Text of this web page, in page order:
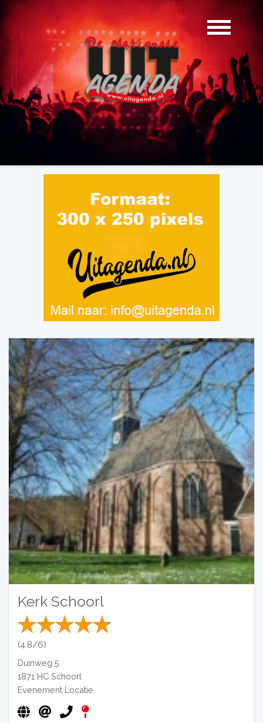
Kerk Schoorl
(4.8/6)
Duinweg 5
1871 HC Schoorl
Evenement Locatie